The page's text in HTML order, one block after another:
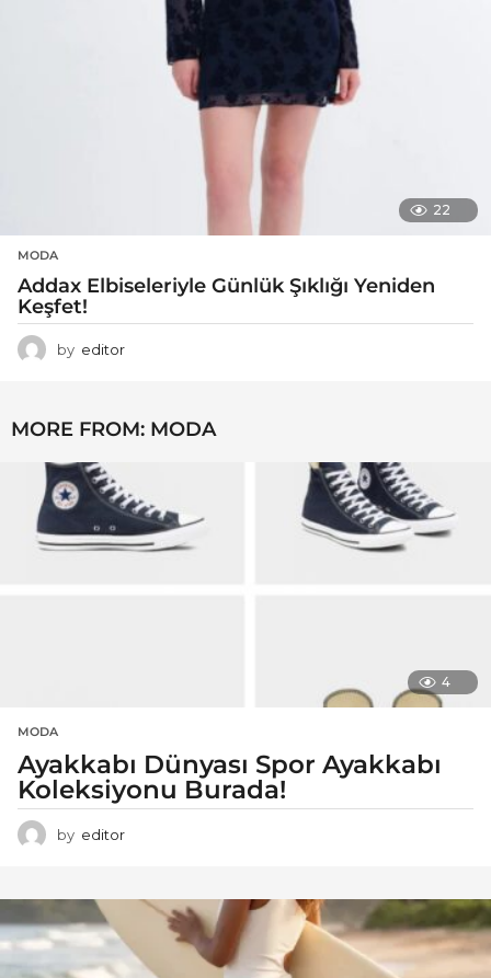
22
MODA
Addax Elbiseleriyle Günlük Şıklığı Yeniden
Keşfet!
by editor
MORE FROM: MODA
4
MODA
Ayakkabı Dünyası Spor Ayakkabı
Koleksiyonu Burada!
by editor